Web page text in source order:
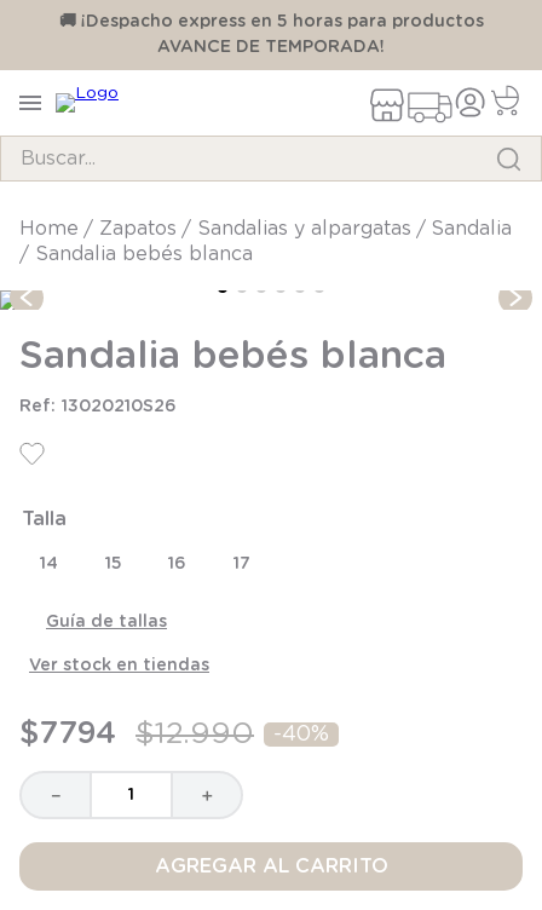
🚚 ¡Despacho express en 5 horas para productos
AVANCE DE TEMPORADA!
zapatos sandalias y alpargatas
sandalia
Sandalia bebés blanca
Sandalia bebés blanca
13020210S26
Talla
14 15 16 17
Guía de tallas
Ver stock en tiendas
$7794 $12.990 -40%
＋
－
AGREGAR AL CARRITO
TÉRMINOS MÁS BUSCADOS
1.
pijama
3.
zapatillas
4
body
7.
8.
saco